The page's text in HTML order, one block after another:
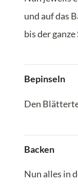
und auf das
bis der
Bepinseln
Den
Backen
Nun alles in